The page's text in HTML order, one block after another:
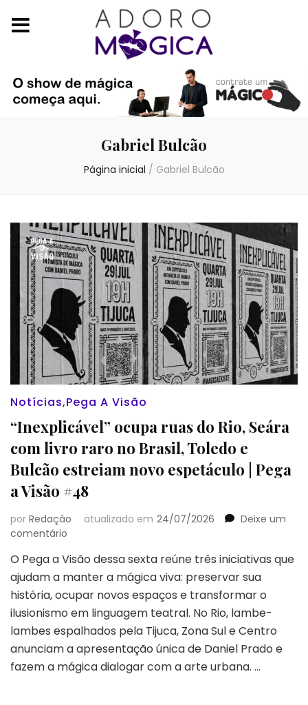
Gabriel Bulcão
Página inicial / Gabriel Bulcão
Notícias,Pega A Visão
“Inexplicável” ocupa ruas do Rio, Seára
com livro raro no Brasil, Toledo e
Bulcão estreiam novo espetáculo | Pega
a Visão #48
por Redação atualizado em 24/07/2026
Deixe um
comentário
ocupa
ruas
do
Rio,
Seára
com
livro
raro
no
O Pega a Visão dessa sexta reúne três iniciativas que
ajudam a manter a mágica viva: preservar sua
história, ocupar novos espaços e transformar o
ilusionismo em linguagem teatral. No Rio, lambe-
lambes espalhados pela Tijuca, Zona Sul e Centro
anunciam a apresentação única de Daniel Prado e
fazem a mágica dialogar com a arte urbana. …